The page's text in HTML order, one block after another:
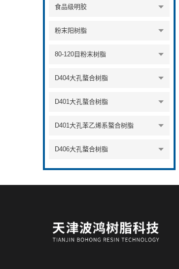
食品级明胶
粉末阳树脂
80-120目粉末树脂
D404大孔螯合树脂
D401大孔螯合树脂
D401大孔苯乙烯系螯合树脂
D406大孔螯合树脂